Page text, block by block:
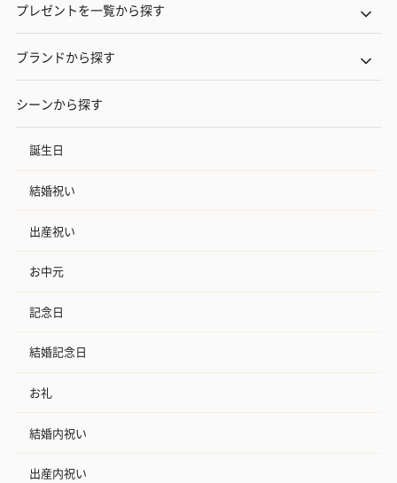
プレゼントを一覧から探す
ブランドから探す
シーンから探す
誕生日
結婚祝い
出産祝い
お中元
記念日
結婚記念日
お礼
結婚内祝い
出産内祝い